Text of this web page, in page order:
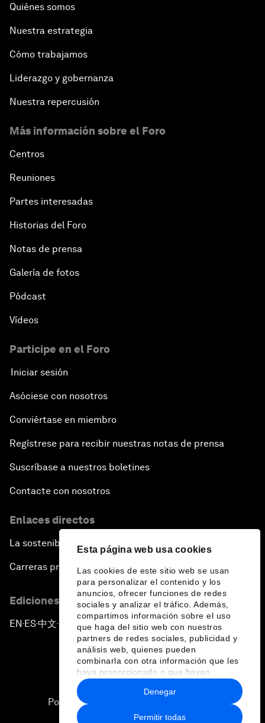
Esta página web usa cookies
Las cookies de este sitio web se usan
para personalizar el contenido y los
anuncios, ofrecer funciones de redes
sociales y analizar el tráfico. Además,
compartimos información sobre el uso
que haga del sitio web con nuestros
partners de redes sociales, publicidad y
análisis web, quienes pueden
combinarla con otra información que les
haya proporcionado o que hayan
recopilado a partir del uso que haya
hecho de sus servicios.
Permitir todas
Denegar
Quiénes somos
Nuestra estrategia
Cómo trabajamos
Liderazgo y gobernanza
Nuestra repercusión
Más información sobre el Foro
Centros
Reuniones
Partes interesadas
Historias del Foro
Notas de prensa
Galería de fotos
Pódcast
Vídeos
Participe en el Foro
Iniciar sesión
Asóciese con nosotros
Conviértase en miembro
Regístrese para recibir nuestras notas de prensa
Suscríbase a nuestros boletines
Contacte con nosotros
Enlaces directos
La sostenibilidad en el Foro
Carreras profesionales
Ediciones en otros idiomas
EN ▪ES▪中文▪ 日本語
Política de privacidad y normas de uso